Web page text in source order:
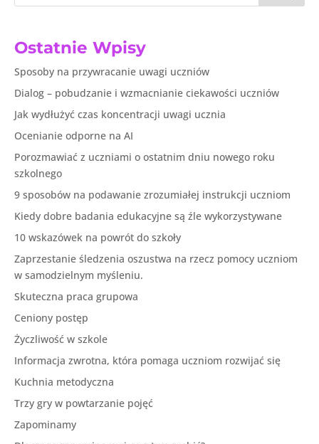
Ostatnie Wpisy
Sposoby na przywracanie uwagi uczniów
Dialog – pobudzanie i wzmacnianie ciekawości uczniów
Jak wydłużyć czas koncentracji uwagi ucznia
Ocenianie odporne na AI
Porozmawiać z uczniami o ostatnim dniu nowego roku
szkolnego
9 sposobów na podawanie zrozumiałej instrukcji uczniom
Kiedy dobre badania edukacyjne są źle wykorzystywane
10 wskazówek na powrót do szkoły
Zaprzestanie śledzenia oszustwa na rzecz pomocy uczniom
w samodzielnym myśleniu.
Skuteczna praca grupowa
Ceniony postęp
Życzliwość w szkole
Informacja zwrotna, która pomaga uczniom rozwijać się
Kuchnia metodyczna
Trzy gry w powtarzanie pojęć
Zapominamy